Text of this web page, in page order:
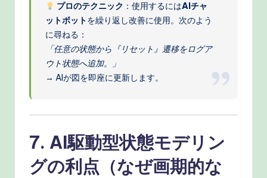
プロのテクニック ：使用するにはAIチャ
ットボットを繰り返し改善に使用。次のよう
に尋ねる：
「任意の状態から『リセット』遷移をログア
ウト状態へ追加。」
→ AIが図を即座に更新します。
7. AI駆動型状態モデリン
グの利点（なぜ画期的な